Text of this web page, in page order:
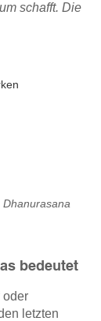
schafft. Die
Dhanurasana
bedeutet
oder
letzten